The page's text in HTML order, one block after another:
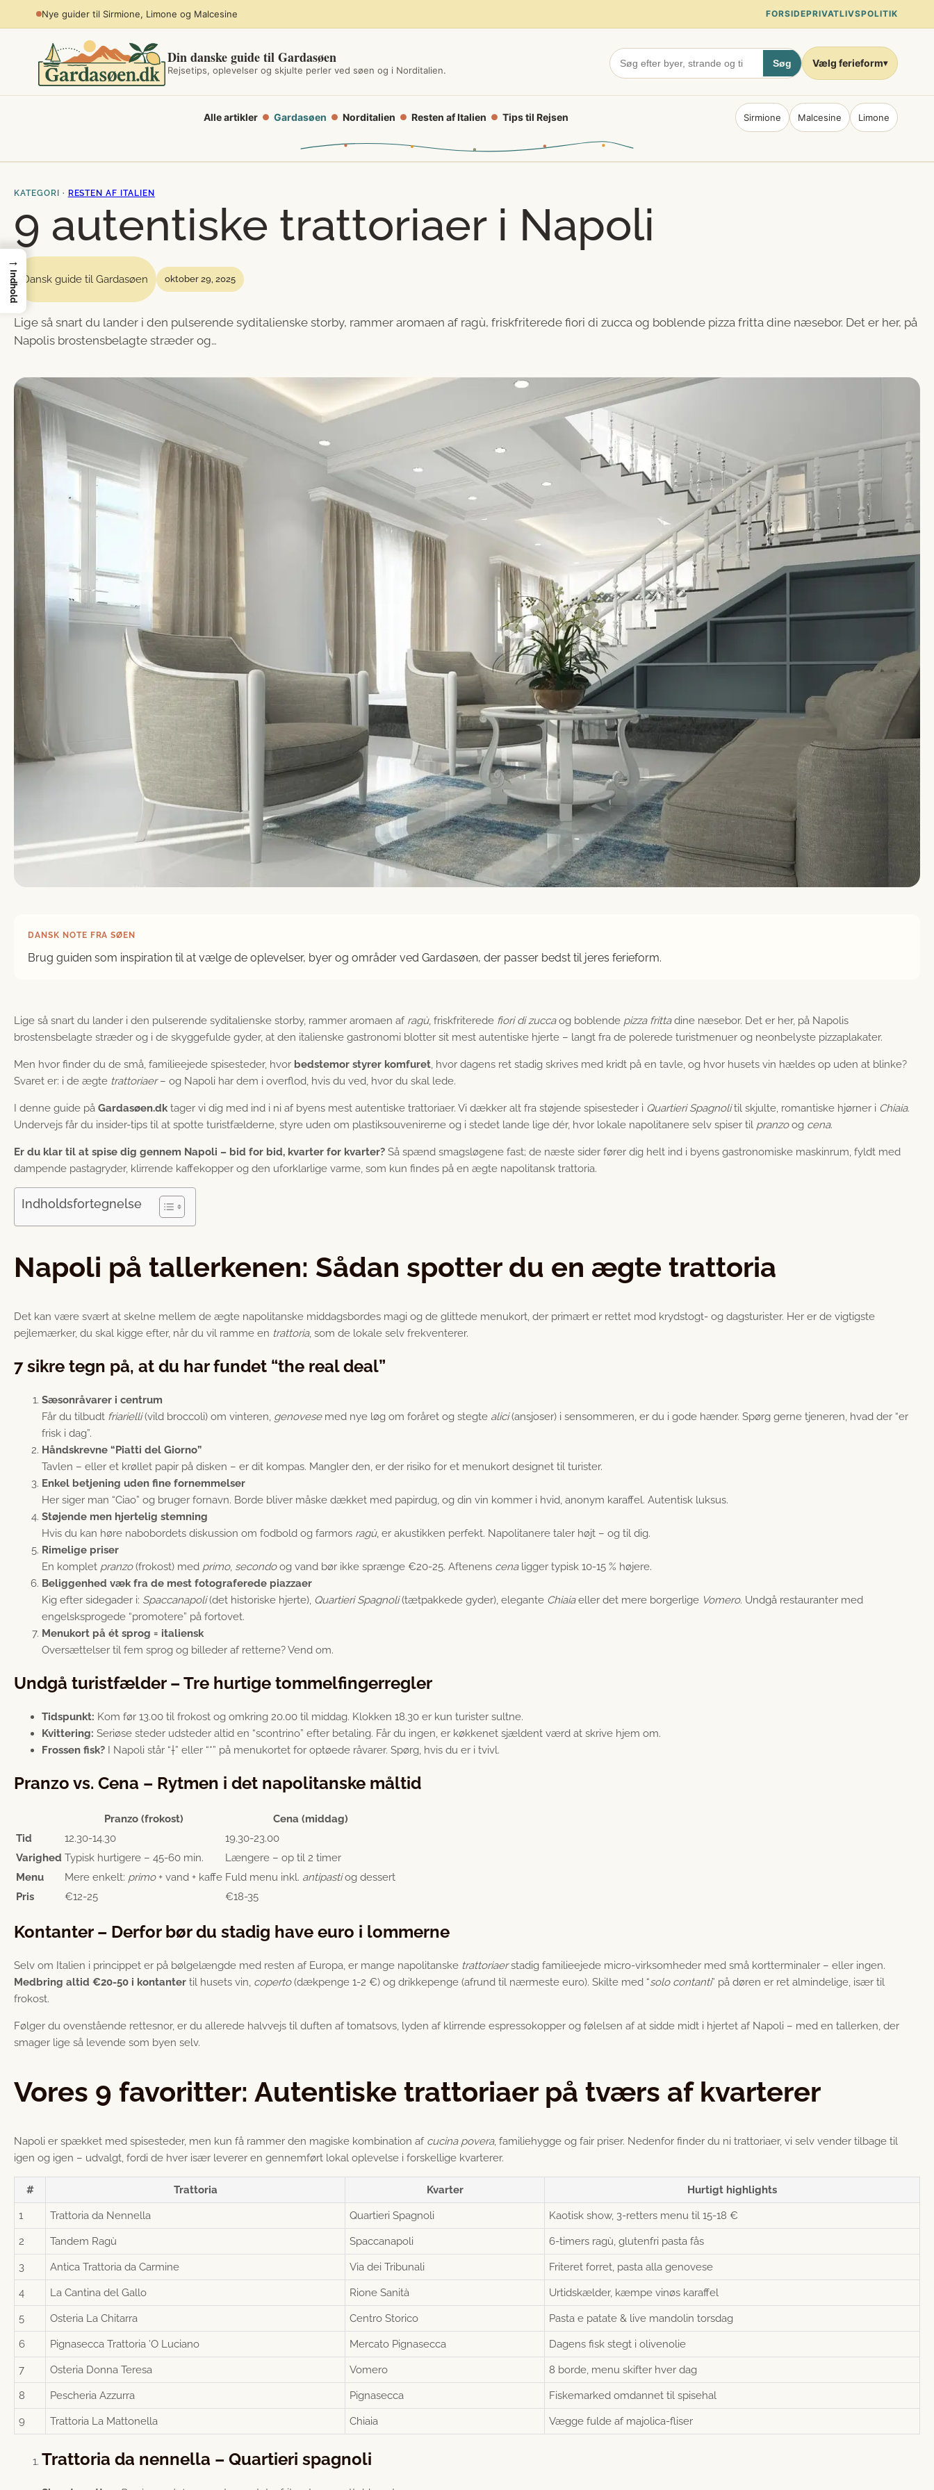
Nye guider til Sirmione, Limone og Malcesine FORSIDEPRIVATLIVSPOLITIK
Din danske guide til Gardasøen
Rejsetips, oplevelser og skjulte perler ved søen og i Norditalien.
Søg Vælg ferieform▾
Alle artikler ● Gardasøen ● Norditalien ● Resten af Italien ● Tips til Rejsen Sirmione Malcesine Limone
KATEGORI · RESTEN AF ITALIEN
9 autentiske trattoriaer i Napoli
Dansk guide til Gardasøen oktober 29, 2025
Lige så snart du lander i den pulserende syditalienske storby, rammer aromaen af ragù, friskfriterede fiori di zucca og boblende pizza fritta dine næsebor. Det er her, på
Napolis brostensbelagte stræder og…
DANSK NOTE FRA SØEN
Brug guiden som inspiration til at vælge de oplevelser, byer og områder ved Gardasøen, der passer bedst til jeres ferieform.
Lige så snart du lander i den pulserende syditalienske storby, rammer aromaen af ragù, friskfriterede fiori di zuccaog boblende pizza frittadine næsebor. Det er her, på Napolis
brostensbelagte stræder og i de skyggefulde gyder, at den italienske gastronomi blotter sit mest autentiske hjerte – langt fra de polerede turistmenuer og neonbelyste pizzaplakater.
Men hvor finder du de små, familieejede spisesteder, hvor bedstemor styrer komfuret , hvor dagens ret stadig skrives med kridt på en tavle, og hvor husets vin hældes op uden at blinke?
Svaret er: i de ægte trattoriaer– og Napoli har dem i overflod, hvis du ved, hvor du skal lede.
I denne guide på Gardasøen.dk tager vi dig med ind i ni af byens mest autentiske trattoriaer. Vi dækker alt fra støjende spisesteder i Quartieri Spagnolitil skjulte, romantiske hjørner i Chiaia.
Undervejs får du insider-tips til at spotte turistfælderne, styre uden om plastiksouvenirerne og i stedet lande lige dér, hvor lokale napolitanere selv spiser til pranzoog cena.
Er du klar til at spise dig gennem Napoli – bid for bid, kvarter for kvarter? Så spænd smagsløgene fast; de næste sider fører dig helt ind i byens gastronomiske maskinrum, fyldt med
dampende pastagryder, klirrende kaffekopper og den uforklarlige varme, som kun findes på en ægte napolitansk trattoria.
Indholdsfortegnelse
Napoli på tallerkenen: Sådan spotter du en ægte trattoria
Det kan være svært at skelne mellem de ægte napolitanske middagsbordes magi og de glittede menukort, der primært er rettet mod krydstogt- og dagsturister. Her er de vigtigste
pejlemærker, du skal kigge efter, når du vil ramme en trattoria, som de lokale selv frekventerer.
7 sikre tegn på, at du har fundet “the real deal”
Sæsonråvarer i centrum
Får du tilbudt friarielli(vild broccoli) om vinteren, genovesemed nye løg om foråret og stegte alici(ansjoser) i sensommeren, er du i gode hænder. Spørg gerne tjeneren, hvad der “er
frisk i dag”.
Håndskrevne “Piatti del Giorno”
Tavlen – eller et krøllet papir på disken – er dit kompas. Mangler den, er der risiko for et menukort designet til turister.
Enkel betjening uden fine fornemmelser
Her siger man “Ciao” og bruger fornavn. Borde bliver måske dækket med papirdug, og din vin kommer i hvid, anonym karaffel. Autentisk luksus.
Støjende men hjertelig stemning
Hvis du kan høre nabobordets diskussion om fodbold og farmors ragù, er akustikken perfekt. Napolitanere taler højt – og til dig.
Rimelige priser
En komplet pranzo(frokost) med primo, secondoog vand bør ikke sprænge €20-25. Aftenens cenaligger typisk 10-15 % højere.
Beliggenhed væk fra de mest fotograferede piazzaer
Kig efter sidegader i: Spaccanapoli(det historiske hjerte), Quartieri Spagnoli(tætpakkede gyder), elegante Chiaiaeller det mere borgerlige Vomero. Undgå restauranter med
engelsksprogede “promotere” på fortovet.
Menukort på ét sprog = italiensk
Oversættelser til fem sprog og billeder af retterne? Vend om.
Undgå turistfælder – Tre hurtige tommelfingerregler
Tidspunkt: Kom før 13.00 til frokost og omkring 20.00 til middag. Klokken 18.30 er kun turister sultne.
Kvittering: Seriøse steder udsteder altid en “scontrino” efter betaling. Får du ingen, er køkkenet sjældent værd at skrive hjem om.
Frossen fisk? I Napoli står “†” eller “*” på menukortet for optøede råvarer. Spørg, hvis du er i tvivl.
Pranzo vs. Cena – Rytmen i det napolitanske måltid
Pranzo (frokost)
Cena (middag)
Tid
12.30-14.30
19.30-23.00
Varighed Typisk hurtigere – 45-60 min.
Længere – op til 2 timer
Menu
Mere enkelt: primo+ vand + kaffe Fuld menu inkl. antipastiog dessert
Pris
€12-25 €18-35
Kontanter – Derfor bør du stadig have euro i lommerne
Selv om Italien i princippet er på bølgelængde med resten af Europa, er mange napolitanske trattoriaerstadig familieejede micro-virksomheder med små kortterminaler – eller ingen.
Medbring altid €20-50 i kontanter til husets vin, coperto(dækpenge 1-2 €) og drikkepenge (afrund til nærmeste euro). Skilte med “solo contanti” på døren er ret almindelige, især til
frokost.
Følger du ovenstående rettesnor, er du allerede halvvejs til duften af tomatsovs, lyden af klirrende espressokopper og følelsen af at sidde midt i hjertet af Napoli – med en tallerken, der
smager lige så levende som byen selv.
Vores 9 favoritter: Autentiske trattoriaer på tværs af kvarterer
Napoli er spækket med spisesteder, men kun få rammer den magiske kombination af cucina povera, familiehygge og fair priser. Nedenfor finder du ni trattoriaer, vi selv vender tilbage til
igen og igen – udvalgt, fordi de hver især leverer en gennemført lokal oplevelse i forskellige kvarterer.
# Trattoria Kvarter Hurtigt highlights
1 Trattoria da Nennella Quartieri Spagnoli Kaotisk show, 3-retters menu til 15-18 €
2 Tandem Ragù Spaccanapoli 6-timers ragù, glutenfri pasta fås
3 Antica Trattoria da Carmine Via dei Tribunali Friteret forret, pasta alla genovese
4 La Cantina del Gallo Rione Sanità Urtidskælder, kæmpe vinøs karaffel
5 Osteria La Chitarra Centro Storico Pasta e patate & live mandolin torsdag
6 Pignasecca Trattoria ’O Luciano Mercato Pignasecca Dagens fisk stegt i olivenolie
7 Osteria Donna Teresa Vomero 8 borde, menu skifter hver dag
8 Pescheria Azzurra Pignasecca Fiskemarked omdannet til spisehal
9 Trattoria La Mattonella Chiaia Vægge fulde af majolica-fliser
Trattoria da nennella – Quartieri spagnoli
→
Indhold